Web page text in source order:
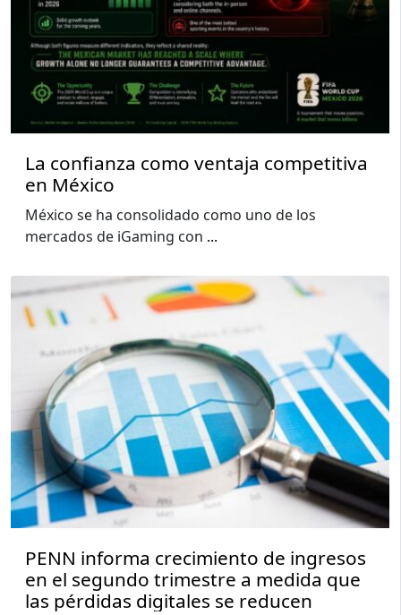
La confianza como ventaja competitiva
en México
México se ha consolidado como uno de los
mercados de iGaming con ...
PENN informa crecimiento de ingresos
en el segundo trimestre a medida que
las pérdidas digitales se reducen